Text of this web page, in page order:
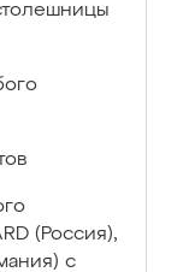
(Россия),
с